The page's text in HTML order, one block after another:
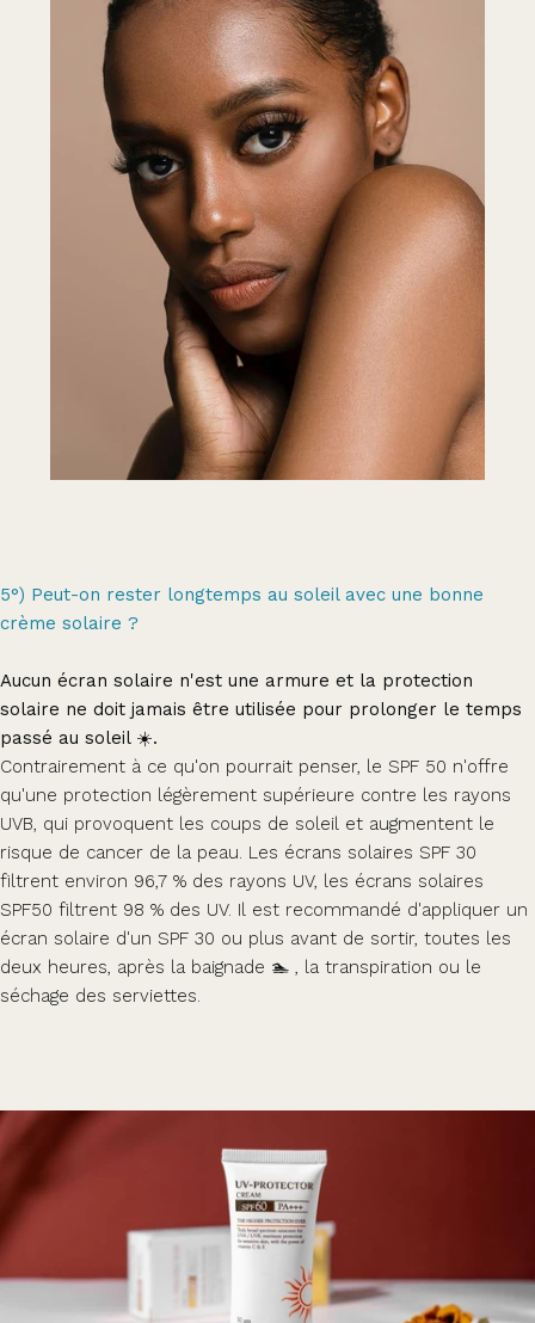
5°) Peut-on rester longtemps au soleil avec une bonne
crème solaire ?
Aucun écran solaire n'est une armure et la protection
solaire ne doit jamais être utilisée pour prolonger le temps
passé au soleil ☀️.
Contrairement à ce qu'on pourrait penser, le SPF 50 n'offre
qu'une protection légèrement supérieure contre les rayons
UVB, qui provoquent les coups de soleil et augmentent le
risque de cancer de la peau. Les écrans solaires SPF 30
filtrent environ 96,7 % des rayons UV, les écrans solaires
SPF50 filtrent 98 % des UV. Il est recommandé d'appliquer un
écran solaire d'un SPF 30 ou plus avant de sortir, toutes les
deux heures, après la baignade 🏊 , la transpiration ou le
séchage des serviettes.